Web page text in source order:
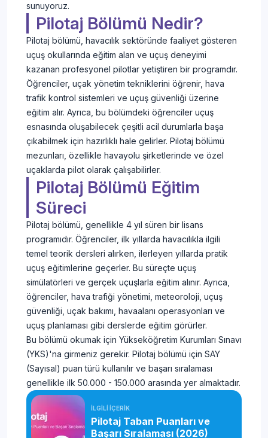
sunuyoruz.
Pilotaj Bölümü Nedir?
Pilotaj bölümü, havacılık sektöründe faaliyet gösteren
uçuş okullarında eğitim alan ve uçuş deneyimi
kazanan profesyonel pilotlar yetiştiren bir programdır.
Öğrenciler, uçak yönetim tekniklerini öğrenir, hava
trafik kontrol sistemleri ve uçuş güvenliği üzerine
eğitim alır. Ayrıca, bu bölümdeki öğrenciler uçuş
esnasında oluşabilecek çeşitli acil durumlarla başa
çıkabilmek için hazırlıklı hale gelirler. Pilotaj bölümü
mezunları, özellikle havayolu şirketlerinde ve özel
uçaklarda pilot olarak çalışabilirler.
Pilotaj Bölümü Eğitim
Süreci
Pilotaj bölümü, genellikle 4 yıl süren bir lisans
programıdır. Öğrenciler, ilk yıllarda havacılıkla ilgili
temel teorik dersleri alırken, ilerleyen yıllarda pratik
uçuş eğitimlerine geçerler. Bu süreçte uçuş
simülatörleri ve gerçek uçuşlarla eğitim alınır. Ayrıca,
öğrenciler, hava trafiği yönetimi, meteoroloji, uçuş
güvenliği, uçak bakımı, havaalanı operasyonları ve
uçuş planlaması gibi derslerde eğitim görürler.
Bu bölümü okumak için Yükseköğretim Kurumları Sınavı
(YKS)'na girmeniz gerekir. Pilotaj bölümü için SAY
(Sayısal) puan türü kullanılır ve başarı sıralaması
genellikle ilk 50.000 - 150.000 arasında yer almaktadır.
İLGİLİ İÇERİK
Pilotaj Taban Puanları ve
Başarı Sıralaması (2026)